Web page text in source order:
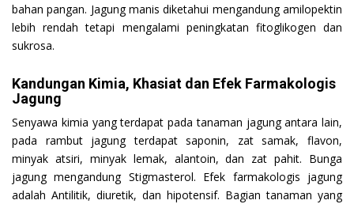
bahan pangan. Jagung manis diketahui mengandung amilopektin
lebih rendah tetapi mengalami peningkatan fitoglikogen dan
sukrosa.
Kandungan Kimia, Khasiat dan Efek Farmakologis
Jagung
Senyawa kimia yang terdapat pada tanaman jagung antara lain,
pada rambut jagung terdapat saponin, zat samak, flavon,
minyak atsiri, minyak lemak, alantoin, dan zat pahit. Bunga
jagung mengandung Stigmasterol. Efek farmakologis jagung
adalah Antilitik, diuretik, dan hipotensif. Bagian tanaman yang